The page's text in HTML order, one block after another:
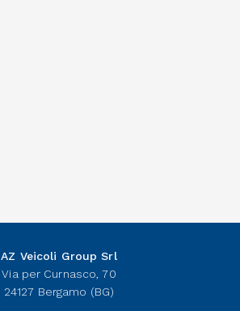
AZ Veicoli Group Srl
Via per Curnasco, 70
24127 Bergamo (BG)